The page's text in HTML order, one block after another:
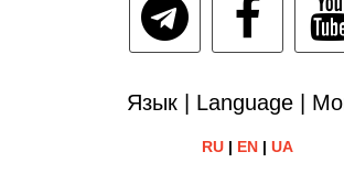
Язык | Language |
RU| EN| UA